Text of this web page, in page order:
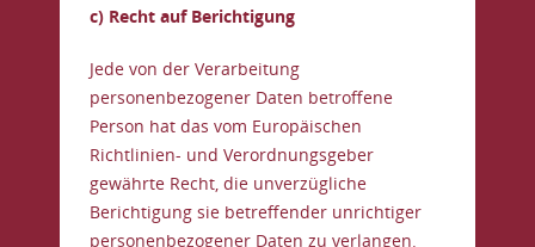
c) Recht auf Berichtigung
Jede von der Verarbeitung
personenbezogener Daten betroffene
Person hat das vom Europäischen
Richtlinien- und Verordnungsgeber
gewährte Recht, die unverzügliche
Berichtigung sie betreffender unrichtiger
personenbezogener Daten zu verlangen.